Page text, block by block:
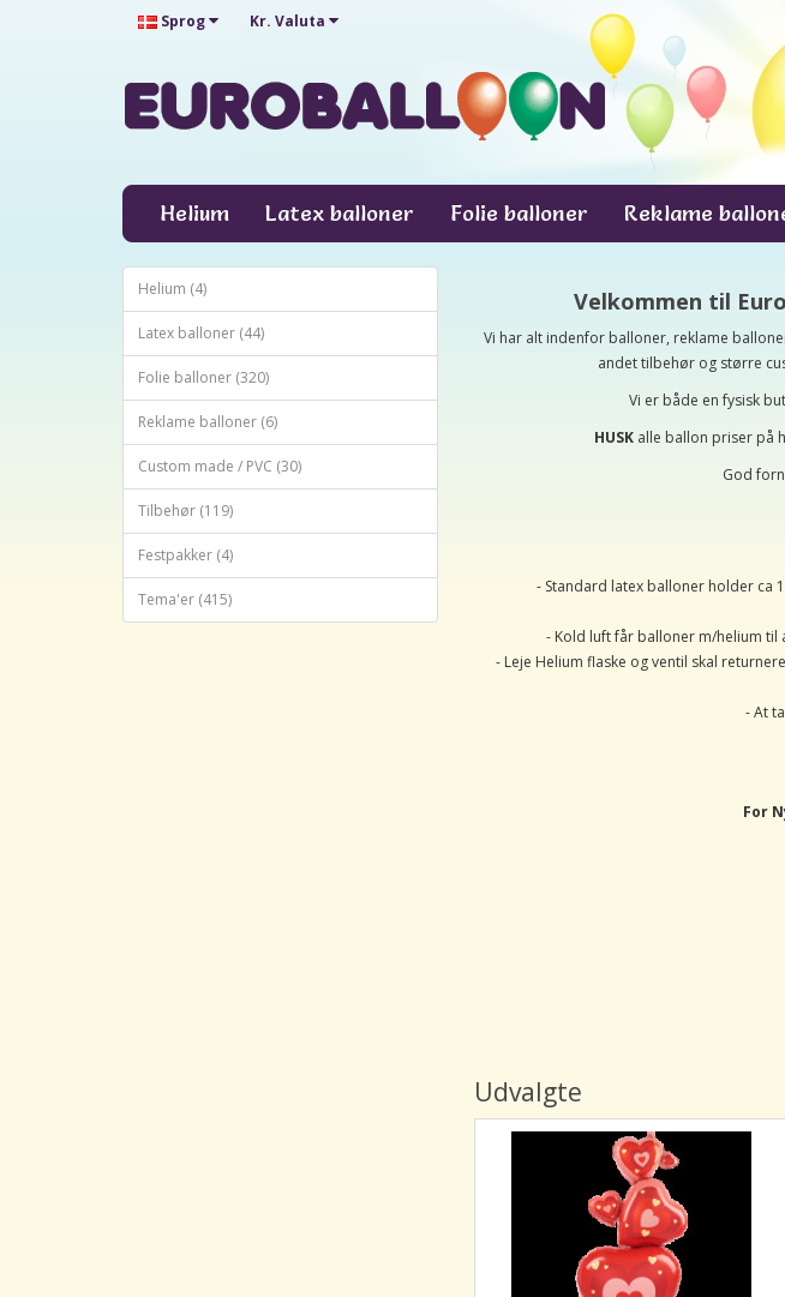
Sprog Kr. Valuta
Helium Latex balloner Folie balloner Reklame
Helium (4)
Latex balloner (44)
Folie balloner (320)
Reklame balloner (6)
Custom made / PVC (30)
Tilbehør (119)
Festpakker (4)
Tema'er (415)
Velkommen til
Vi har alt indenfor balloner, reklame
andet tilbehør og større
Vi er både en fysisk
HUSKalle ballon priser på
God
- Standard latex balloner holder ca
- Kold luft får balloner m/helium
- Leje Helium flaske og ventil skal
- At
For
Udvalgte